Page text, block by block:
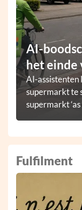
AI-
het einde
AI-assistenten
supermarkt te
supermarkt
Fulfilment